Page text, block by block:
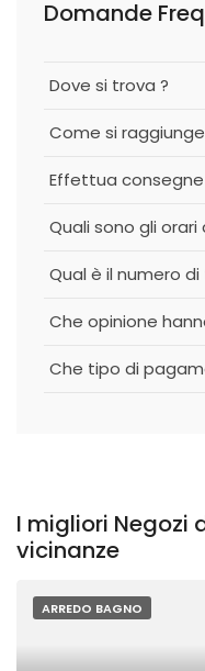
Dove si trova ?
Come si
Effettua
Quali sono gli
Qual è il numero
Che opinione
Che tipo di
I migliori Negozi
vicinanze
ARREDO BAGNO